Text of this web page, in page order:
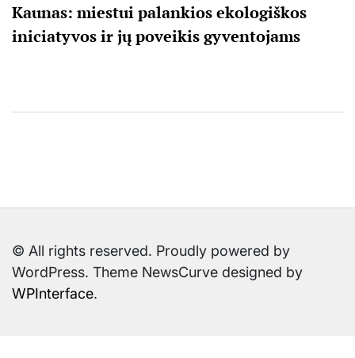
Kaunas: miestui palankios ekologiškos
iniciatyvos ir jų poveikis gyventojams
© All rights reserved. Proudly powered by
WordPress. Theme NewsCurve designed by
WPInterface.